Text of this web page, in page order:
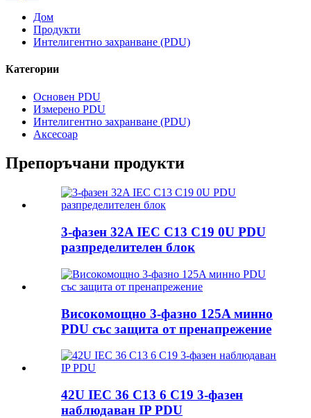
Дом
Продукти
Интелигентно захранване (PDU)
Категории
Основен PDU
Измерено PDU
Интелигентно захранване (PDU)
Аксесоар
Препоръчани продукти
3-фазен 32A IEC C13 C19 0U PDU
разпределителен блок
Високомощно 3-фазно 125A минно
PDU със защита от пренапрежение
42U IEC 36 C13 6 C19 3-фазен
наблюдаван IP PDU